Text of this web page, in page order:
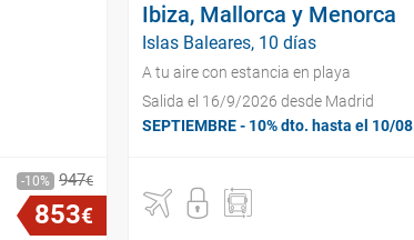
10 947€
853€
Ibiza, Mallorca y Menorca
Islas Baleares, 10 días
A tu aire con estancia en playa
Salida el 16/9/2026 desde Madrid
SEPTIEMBRE - 10% dto. hasta el 10/08